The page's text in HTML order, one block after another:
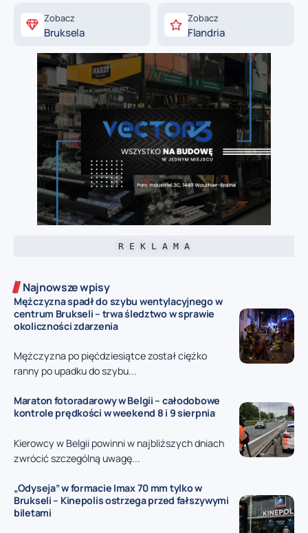
Zobacz
Bruksela
Zobacz
Flandria
R E K L A M A
Najnowsze wpisy
Mężczyzna spadł do szybu wentylacyjnego w
centrum Brukseli – trwa śledztwo w sprawie
okoliczności zdarzenia
Mężczyzna po pięćdziesiątce został ciężko
ranny po upadku do szybu...
Maraton fotoradarowy w Belgii – całodobowe
kontrole prędkości w weekend 8 i 9 sierpnia
Kierowcy w Belgii powinni w najbliższych dniach
zwrócić szczególną uwagę...
„Odyseja” w formacie Imax 70 mm tylko w
Brukseli – Kinepolis ostrzega przed fałszywymi
biletami